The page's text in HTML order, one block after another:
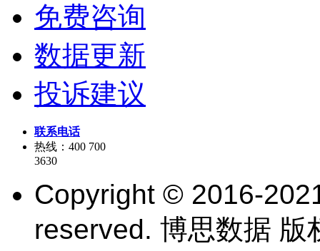
免费咨询
数据更新
投诉建议
联系电话
热线：400 700
3630
Copyright © 2016-
reserved. 博思数据 版